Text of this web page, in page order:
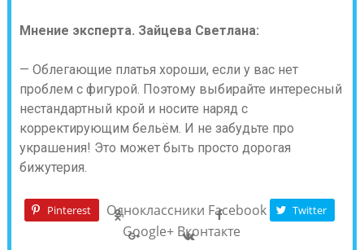
Мнение эксперта. Зайцева Светлана:
— Облегающие платья хороши, если у вас нет
проблем с фигурой. Поэтому выбирайте интересный
нестандартный крой и носите наряд с
корректирующим бельём. И не забудьте про
украшения! Это может быть просто дорогая
бижутерия.
Pinterest Одноклассники Facebook Twitter
Google+ Вконтакте